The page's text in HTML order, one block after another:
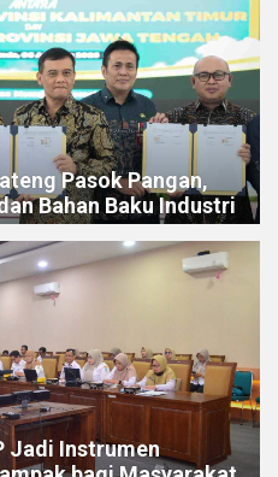
Pasok Pangan,
Bahan Baku Industri
Jadi Instrumen